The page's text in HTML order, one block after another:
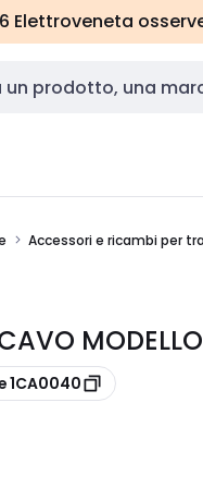
Elettroveneta
Accessori e ricambi per
1CA0040